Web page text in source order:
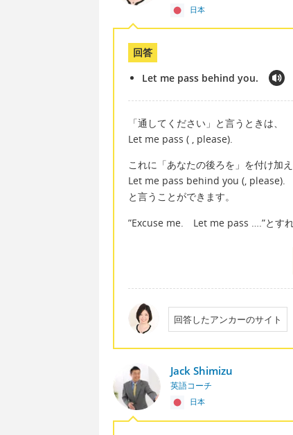
日本
回答
Let me pass behind you.
「通してください」と言うときは、
Let me pass ( , please).
これに「あなたの後ろを」を付け加え
Let me pass behind you (, please).
と言うことができます。
”Excuse me. Let me pass ….”とすれ
回答したアンカーのサイト
Jack Shimizu
英語コーチ
日本